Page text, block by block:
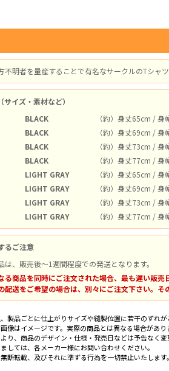
不明者を量産することで有名なサークルのTシャツ
イズ・素材など）
BLACK
（約）身丈65cm /
BLACK
（約）身丈69cm /
BLACK
（約）身丈73cm /
BLACK
（約）身丈77cm /
LIGHT GRAY
（約）身丈65cm /
LIGHT GRAY
（約）身丈69cm /
LIGHT GRAY
（約）身丈73cm /
LIGHT GRAY （約）身丈77cm /
るご注意
、販売後～1週間程度での発送となります。
商品を同時にご注文された場合、最も遅い販売
配送をご希望の場合は、別々にご注文下さい。
製品ごとに仕上がりサイズや縫製位置に若干のずれが
像はイメージです。実際の商品とは異なる場合があり
り、商品のデザイン・仕様・発売日などは予告なく変
しては、各メーカー様にお問い合わせください。
断転載、及びそれに準ずる行為を一切禁止いたします。